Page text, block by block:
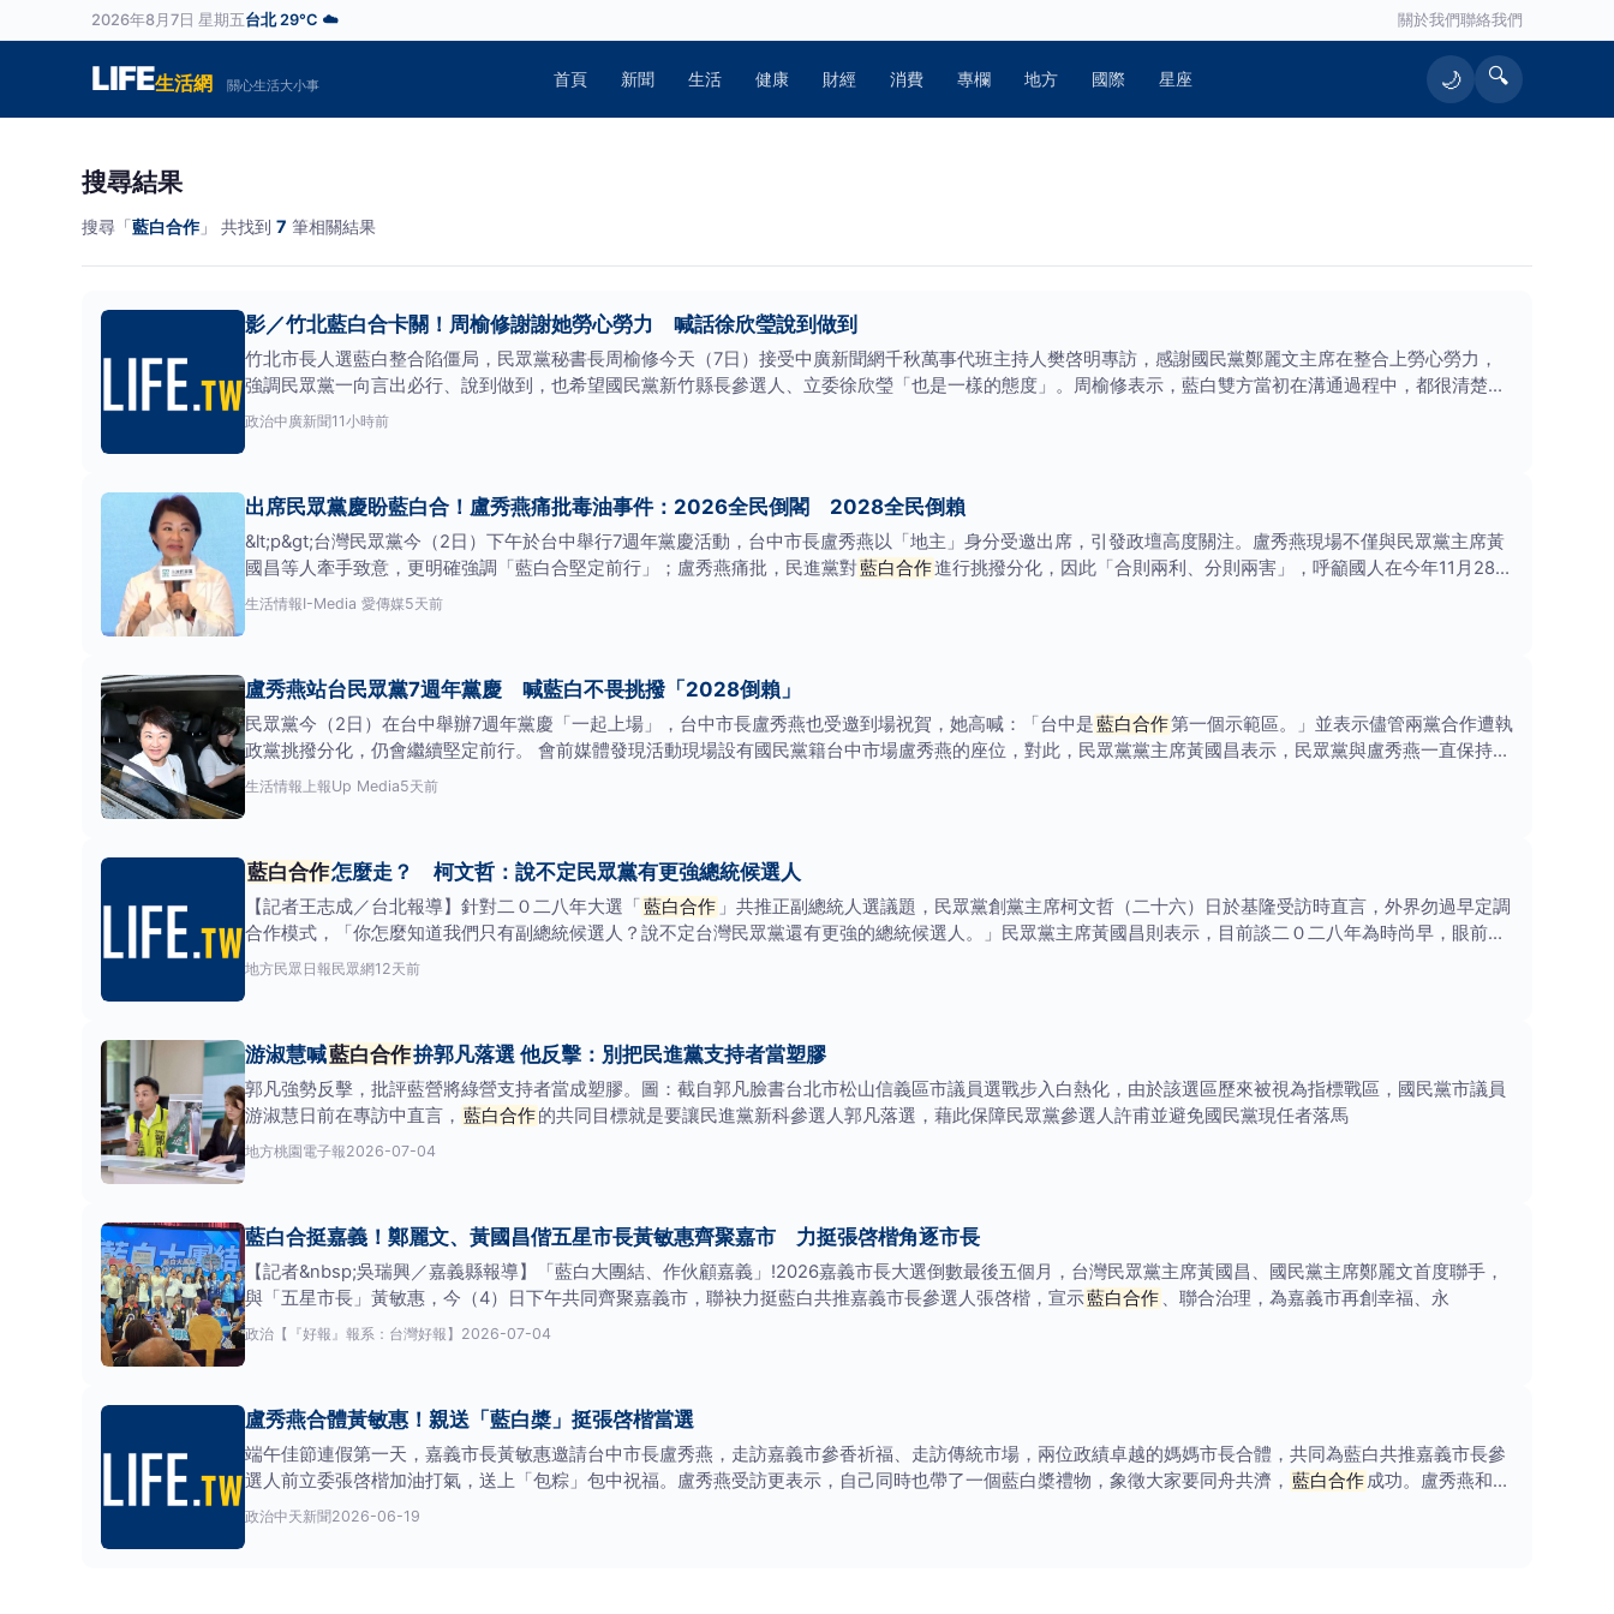
2026年8月7日 星期五台北 29°C ☁️ 關於我們聯絡我們
LIFE生活網 關心生活大小事 首頁 新聞 生活 健康 財經 消費 專欄 地方 國際 星座 🌙 🔍
搜尋結果
搜尋「藍白合作」 共找到 7 筆相關結果
影／竹北藍白合卡關！周榆修謝謝她勞心勞力 喊話徐欣瑩說到做到
竹北市長人選藍白整合陷僵局，民眾黨秘書長周榆修今天（7日）接受中廣新聞網千秋萬事代班主持人樊啓明專訪，感謝國民黨鄭麗文主席在整合上勞心勞力，
強調民眾黨一向言出必行、說到做到，也希望國民黨新竹縣長參選人、立委徐欣瑩「也是一樣的態度」。周榆修表示，藍白雙方當初在溝通過程中，都很清楚明
白新竹縣和竹北市要
政治中廣新聞11小時前
出席民眾黨慶盼藍白合！盧秀燕痛批毒油事件：2026全民倒閣 2028全民倒賴
&lt;p&gt;台灣民眾黨今（2日）下午於台中舉行7週年黨慶活動，台中市長盧秀燕以「地主」身分受邀出席，引發政壇高度關注。盧秀燕現場不僅與民眾黨主席黃
國昌等人牽手致意，更明確強調「藍白合堅定前行」；盧秀燕痛批，民進黨對藍白合作進行挑撥分化，因此「合則兩利、分則兩害」，呼籲國人在今年11月28日
地方
生活情報I-Media 愛傳媒5天前
盧秀燕站台民眾黨7週年黨慶 喊藍白不畏挑撥「2028倒賴」
民眾黨今（2日）在台中舉辦7週年黨慶「一起上場」，台中市長盧秀燕也受邀到場祝賀，她高喊：「台中是藍白合作第一個示範區。」並表示儘管兩黨合作遭執
政黨挑撥分化，仍會繼續堅定前行。 會前媒體發現活動現場設有國民黨籍台中市場盧秀燕的座位，對此，民眾黨黨主席黃國昌表示，民眾黨與盧秀燕一直保持密
切聯繫，他
生活情報 上報Up Media5天前
藍白合作怎麼走？ 柯文哲：說不定民眾黨有更強總統候選人
【記者王志成／台北報導】針對二０二八年大選「藍白合作 」共推正副總統人選議題，民眾黨創黨主席柯文哲（二十六）日於基隆受訪時直言，外界勿過早定調
合作模式，「你怎麼知道我們只有副總統候選人？說不定台灣民眾黨還有更強的總統候選人。」民眾黨主席黃國昌則表示，目前談二０二八年為時尚早，眼前重
點是透過
地方民眾日報民眾網12天前
游淑慧喊藍白合作拚郭凡落選 他反擊：別把民進黨支持者當塑膠
郭凡強勢反擊，批評藍營將綠營支持者當成塑膠。圖：截自郭凡臉書台北市松山信義區市議員選戰步入白熱化，由於該選區歷來被視為指標戰區，國民黨市議員
游淑慧日前在專訪中直言， 藍白合作的共同目標就是要讓民進黨新科參選人郭凡落選，藉此保障民眾黨參選人許甫並避免國民黨現任者落馬
地方桃園電子報2026-07-04
藍白合挺嘉義！鄭麗文、黃國昌偕五星市長黃敏惠齊聚嘉市 力挺張啓楷角逐市長
【記者&nbsp;吳瑞興／嘉義縣報導】「藍白大團結、作伙顧嘉義」!2026嘉義市長大選倒數最後五個月，台灣民眾黨主席黃國昌、國民黨主席鄭麗文首度聯手，
與「五星市長」黃敏惠，今（4）日下午共同齊聚嘉義市，聯袂力挺藍白共推嘉義市長參選人張啓楷，宣示藍白合作 、聯合治理，為嘉義市再創幸福、永
政治 【『好報』報系：台灣好報】 2026-07-04
盧秀燕合體黃敏惠！親送「藍白槳」挺張啓楷當選
端午佳節連假第一天，嘉義市長黃敏惠邀請台中市長盧秀燕，走訪嘉義市參香祈福、走訪傳統市場，兩位政績卓越的媽媽市長合體，共同為藍白共推嘉義市長參
選人前立委張啓楷加油打氣，送上「包粽」包中祝福。盧秀燕受訪更表示，自己同時也帶了一個藍白槳禮物，象徵大家要同舟共濟， 藍白合作成功。盧秀燕和黃
敏惠合體，共同為藍白
政治中天新聞2026-06-19